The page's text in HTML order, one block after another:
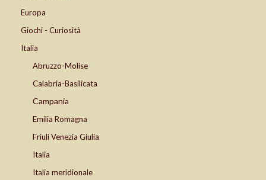
Europa
Giochi - Curiosità
Italia
Abruzzo-Molise
Calabria-Basilicata
Campania
Emilia Romagna
Friuli Venezia Giulia
Italia
Italia meridionale